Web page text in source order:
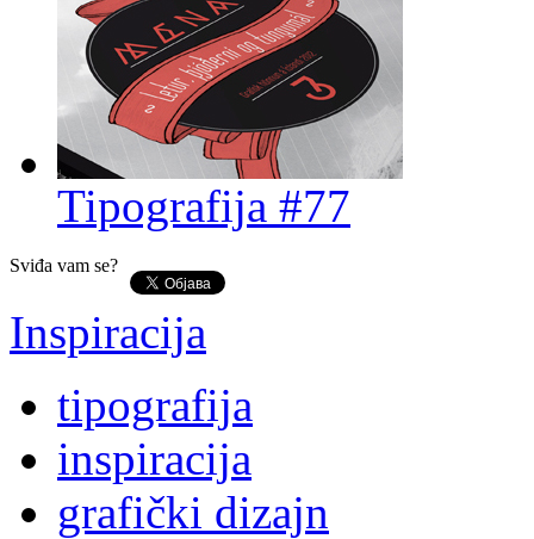
Tipografija #77
Sviđa vam se?
Inspiracija
tipografija
inspiracija
grafički dizajn